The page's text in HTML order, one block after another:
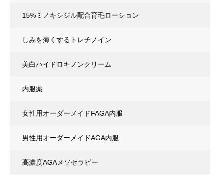
15%ミノキシジル配合育毛ローション
しみを薄くするトレチノイン
美白ハイドロキノンクリーム
内服薬
女性用オーダーメイドFAGA内服
男性用オーダーメイドAGA内服
高濃度AGAメソセラピー